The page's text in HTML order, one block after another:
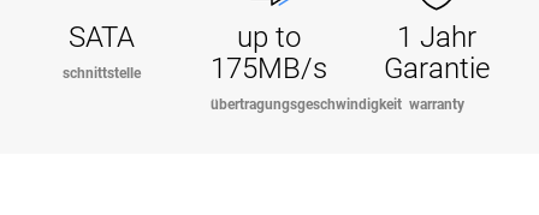
SATA
schnittstelle
up to
175MB/s
übertragungsgeschwindigkeit
1 Jahr
Garantie
warranty